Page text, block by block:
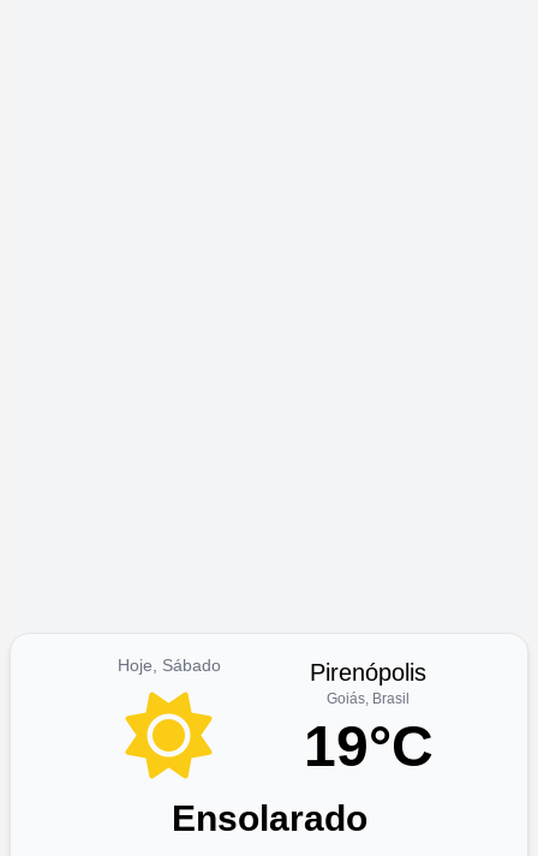
Hoje, Sábado Pirenópolis
Goiás, Brasil
19°C
Ensolarado